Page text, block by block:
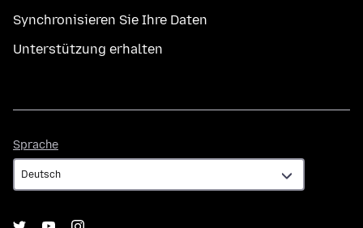
Synchronisieren Sie Ihre Daten
Unterstützung erhalten
Sprache